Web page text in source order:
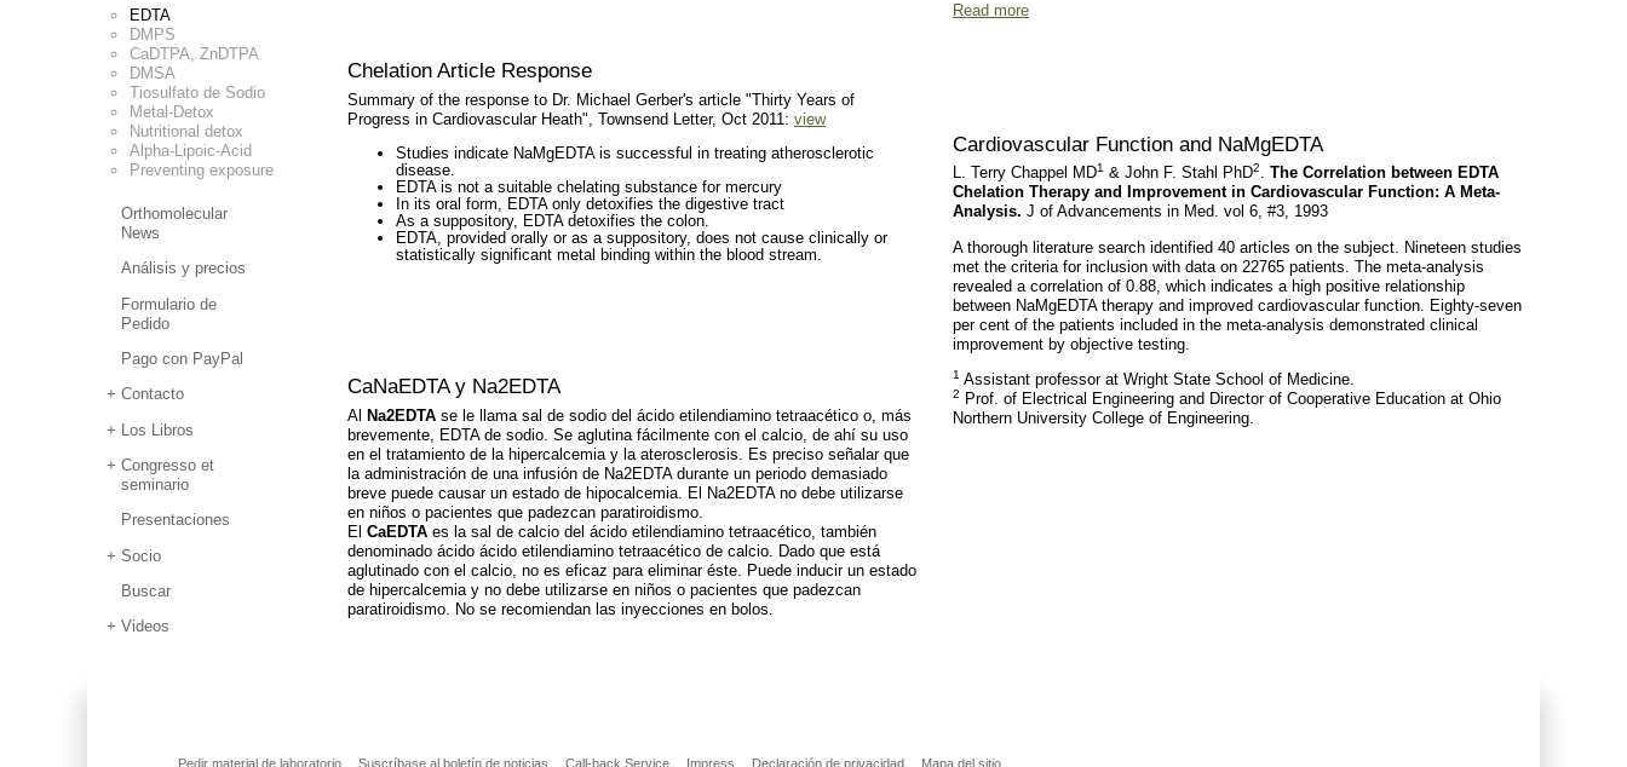
EDTA
DMPS
CaDTPA, ZnDTPA
DMSA
Tiosulfato de Sodio
Metal-Detox
Nutritional detox
Alpha-Lipoic-Acid
Preventing exposure
Orthomolecular
News
Análisis y precios
Formulario de
Pedido
Pago con PayPal
Contacto
Los Libros
Congresso et
seminario
Presentaciones
Socio
Buscar
Videos
Chelation Article Response
Summary of the response to Dr. Michael Gerber's article "Thirty Years of
Progress in Cardiovascular Heath", Townsend Letter, Oct 2011: view
Studies indicate NaMgEDTA is successful in treating atherosclerotic
disease.
EDTA is not a suitable chelating substance for mercury
In its oral form, EDTA only detoxifies the digestive tract
As a suppository, EDTA detoxifies the colon.
EDTA, provided orally or as a suppository, does not cause clinically or
statistically significant metal binding within the blood stream.
CaNaEDTA y Na2EDTA
Al Na2EDTA se le llama sal de sodio del ácido etilendiamino tetraacético o, más
brevemente, EDTA de sodio. Se aglutina fácilmente con el calcio, de ahí su uso
en el tratamiento de la hipercalcemia y la aterosclerosis. Es preciso señalar que
la administración de una infusión de Na2EDTA durante un periodo demasiado
breve puede causar un estado de hipocalcemia. El Na2EDTA no debe utilizarse
en niños o pacientes que padezcan paratiroidismo.
El CaEDTA es la sal de calcio del ácido etilendiamino tetraacético, también
denominado ácido ácido etilendiamino tetraacético de calcio. Dado que está
aglutinado con el calcio, no es eficaz para eliminar éste. Puede inducir un estado
de hipercalcemia y no debe utilizarse en niños o pacientes que padezcan
paratiroidismo. No se recomiendan las inyecciones en bolos.
Read more
Cardiovascular Function and NaMgEDTA
L. Terry Chappel MD1 & John F. Stahl PhD2. The Correlation between EDTA
Chelation Therapy and Improvement in Cardiovascular Function: A Meta-
Analysis. J of Advancements in Med. vol 6, #3, 1993
A thorough literature search identified 40 articles on the subject. Nineteen studies
met the criteria for inclusion with data on 22765 patients. The meta-analysis
revealed a correlation of 0.88, which indicates a high positive relationship
between NaMgEDTA therapy and improved cardiovascular function. Eighty-seven
per cent of the patients included in the meta-analysis demonstrated clinical
improvement by objective testing.
1 Assistant professor at Wright State School of Medicine.
2
Prof. of Electrical Engineering and Director of Cooperative Education at Ohio
Northern University College of Engineering.
Pedir material de laboratorio Suscríbase al boletín de noticias Call-back Service Impress Declaración de privacidad Mapa del sitio